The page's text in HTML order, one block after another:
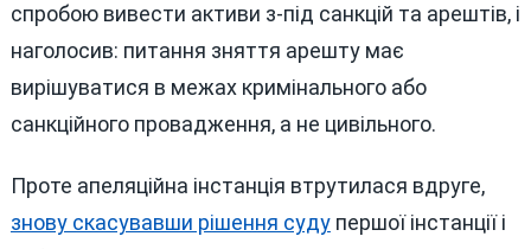
спробою вивести активи з-під санкцій та арештів, і
наголосив: питання зняття арешту має
вирішуватися в межах кримінального або
санкційного провадження, а не цивільного.
Проте апеляційна інстанція втрутилася вдруге,
знову скасувавши рішення судупершої інстанції і